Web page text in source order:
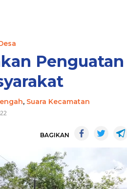
Penguatan
, Suara Kecamatan
BAGIKAN